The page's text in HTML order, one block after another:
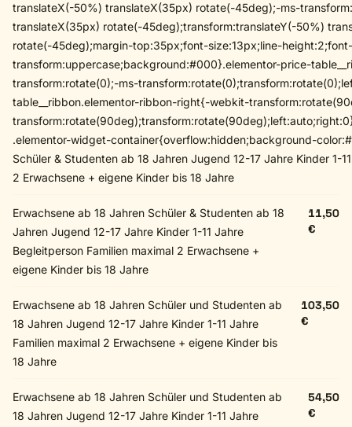
translateX(-50%) translateX(35px) rotate(-45deg);-ms-
translateX(35px) rotate(-45deg);transform:translateY(-50%)
rotate(-45deg);margin-top:35px;font-size:13px;line-
transform:uppercase;background:#000}.elementor-price-
transform:rotate(0);-ms-
table__ribbon.elementor-ribbon-right{-webkit-
.elementor-widget-container{overflow:hidden;background-
Schüler & Studenten ab 18 Jahren Jugend 12-17 Jahre Kinder 1-
2 Erwachsene + eigene Kinder bis 18 Jahre
Erwachsene ab 18 Jahren Schüler & Studenten ab 18
Jahren Jugend 12-17 Jahre Kinder 1-11 Jahre
Begleitperson Familien maximal 2 Erwachsene +
eigene Kinder bis 18 Jahre
11,50
€
Erwachsene ab 18 Jahren Schüler und Studenten ab
18 Jahren Jugend 12-17 Jahre Kinder 1-11 Jahre
Familien maximal 2 Erwachsene + eigene Kinder bis
18 Jahre
103,50
€
Erwachsene ab 18 Jahren Schüler und Studenten ab
18 Jahren Jugend 12-17 Jahre Kinder 1-11 Jahre
54,50
€